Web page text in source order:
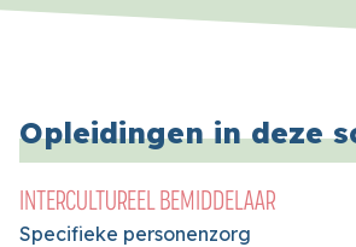
Opleidingen in deze
INTERCULTUREEL BEMIDDELAAR
Specifieke personenzorg